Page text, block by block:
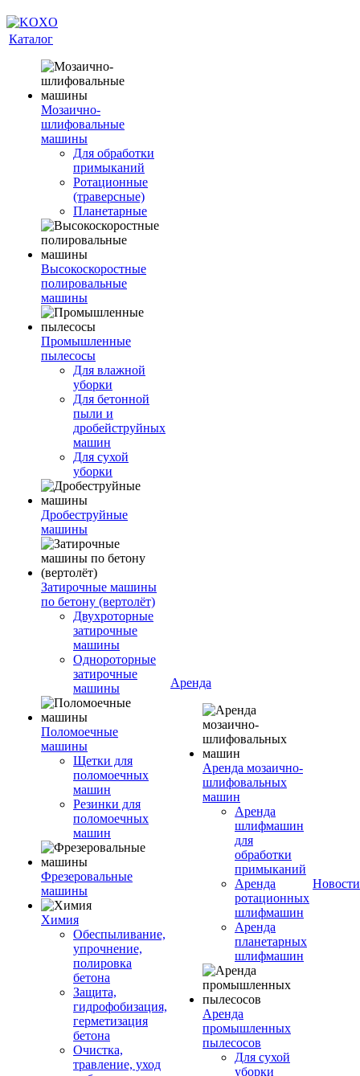
Каталог
Мозаично-
шлифовальные
машины
Для обработки
примыканий
Ротационные
(траверсные)
Планетарные
Высокоскоростные
полировальные
машины
Промышленные
пылесосы
Для влажной
уборки
Для бетонной
пыли и
дробейструйных
машин
Для сухой
уборки
Дробеструйные
машины
Затирочные машины
по бетону (вертолёт)
Двухроторные
затирочные
машины
Однороторные
затирочные
машины
Поломоечные
машины
Щетки для
поломоечных
машин
Резинки для
поломоечных
машин
Фрезеровальные
машины
Химия
Обеспыливание,
упрочнение,
полировка
бетона
Защита,
гидрофобизация,
герметизация
бетона
Очистка,
травление, уход
Аренда
Аренда мозаично-
шлифовальных
машин
Аренда
шлифмашин
для
обработки
примыканий
Аренда
ротационных
шлифмашин
Аренда
планетарных
шлифмашин
Аренда
промышленных
пылесосов
Для сухой
уборки
Новости